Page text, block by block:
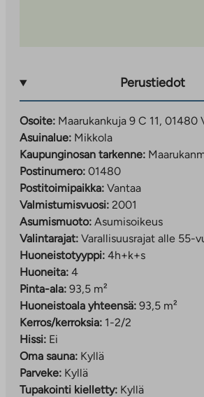
Perustiedot
Osoite: Maarukankuja 9 C 11, 01480
Asuinalue: Mikkola
Kaupunginosan tarkenne:
Postinumero: 01480
Postitoimipaikka: Vantaa
Valmistumisvuosi: 2001
Asumismuoto: Asumisoikeus
Valintarajat: Varallisuusrajat alle 55-
Huoneistotyyppi: 4h+k+s
Huoneita: 4
Pinta-ala: 93,5 m²
Huoneistoala yhteensä: 93,5 m²
Kerros/kerroksia: 1-2/2
Hissi: Ei
Oma sauna: Kyllä
Parveke: Kyllä
Tupakointi kielletty: Kyllä